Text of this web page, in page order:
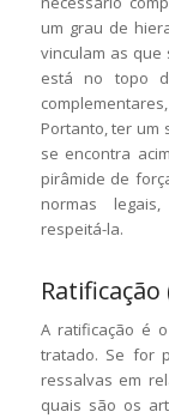
um grau de
vinculam as que
está no topo
Portanto, ter um
se encontra
pirâmide de
normas
respeitá-la.
A ratificação é
tratado. Se for
ressalvas em
quais são os